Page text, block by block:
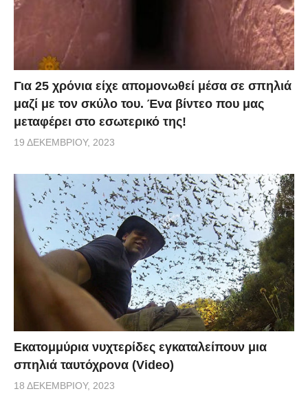
Για 25 χρόνια είχε απομονωθεί μέσα σε σπηλιά
μαζί με τον σκύλο του. Ένα βίντεο που μας
μεταφέρει στο εσωτερικό της!
19 ΔΕΚΕΜΒΡΊΟΥ, 2023
Εκατομμύρια νυχτερίδες εγκαταλείπουν μια
σπηλιά ταυτόχρονα (Video)
18 ΔΕΚΕΜΒΡΊΟΥ, 2023